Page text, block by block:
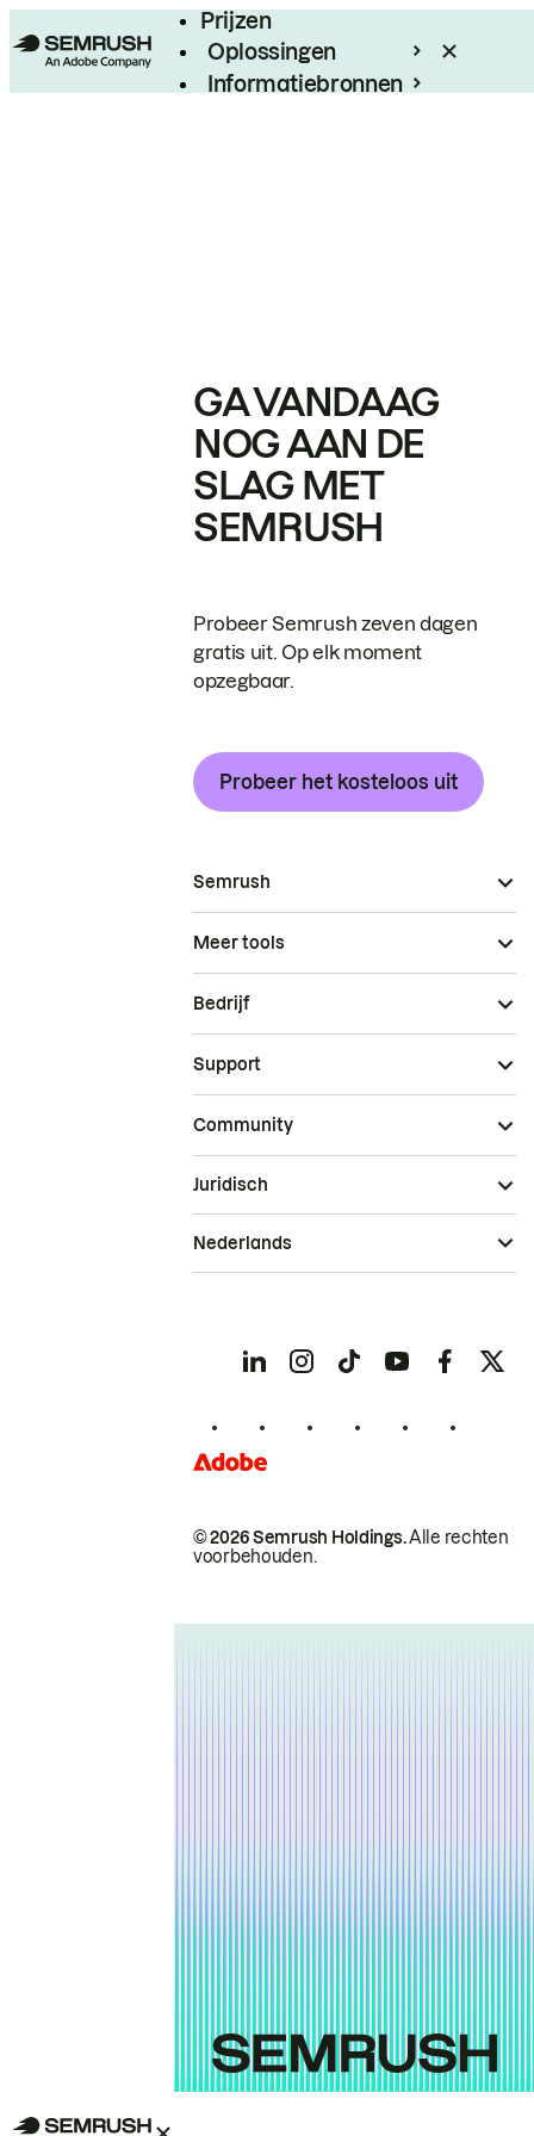
Prijzen
Oplossingen
Informatiebronnen
GA VANDAAG
NOG AAN DE
SLAG MET
SEMRUSH
Probeer Semrush zeven dagen
gratis uit. Op elk moment
opzegbaar.
Probeer het kosteloos uit
Semrush
Meer tools
Bedrijf
Support
Community
© 2026 Semrush Holdings.Alle rechten
voorbehouden.
Juridisch
Nederlands